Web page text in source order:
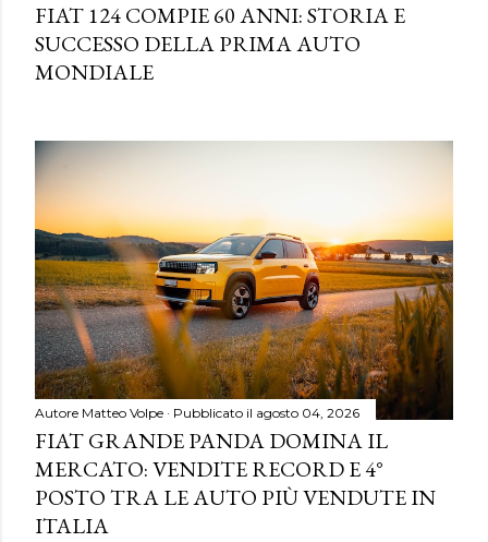
FIAT 124 COMPIE 60 ANNI: STORIA E
SUCCESSO DELLA PRIMA AUTO
MONDIALE
Autore Matteo Volpe Pubblicato il agosto 04, 2026
FIAT GRANDE PANDA DOMINA IL
MERCATO: VENDITE RECORD E 4°
POSTO TRA LE AUTO PIÙ VENDUTE IN
ITALIA